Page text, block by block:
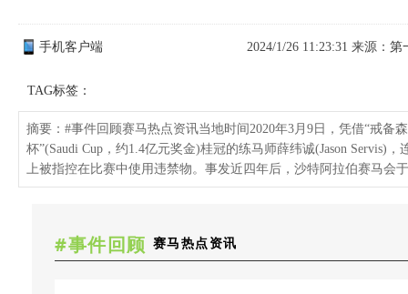
手机客户端 2024/1/26 11:23:31 来源： 第
TAG标签：
摘要：#事件回顾赛马热点资讯当地时间2020年3月9日，凭借“戒备
杯”(Saudi Cup，约1.4亿元奖金)桂冠的练马师薛纬诚(Jason Servis)
上被指控在比赛中使用违禁物。事发近四年后，沙特阿拉伯赛马会
#事件回顾 赛马热点资讯